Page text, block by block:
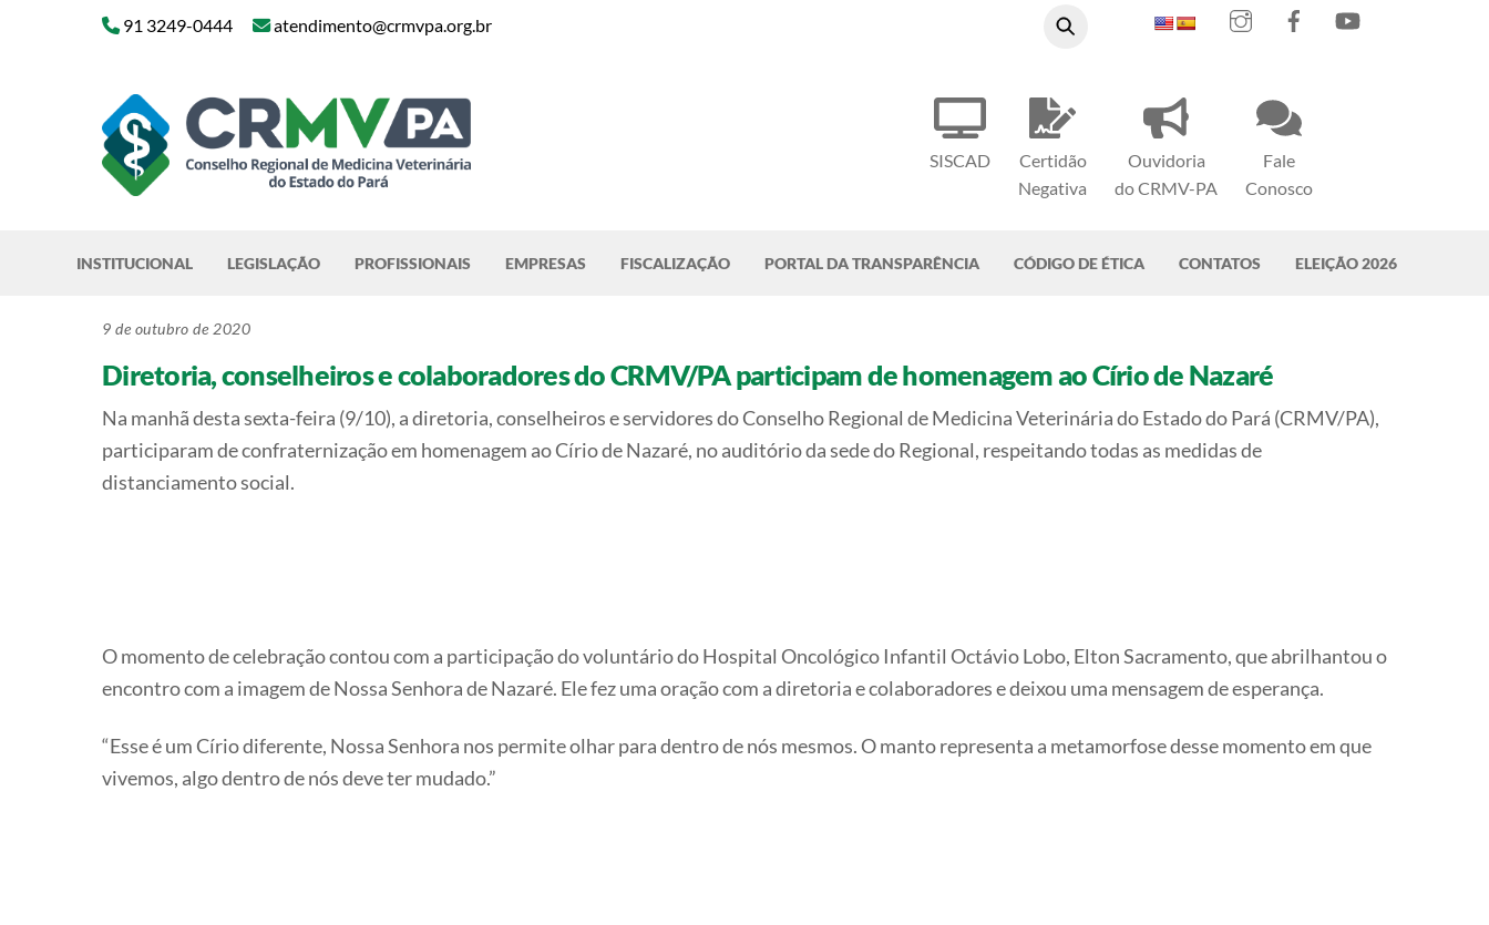
SISCAD
Certidão
Negativa
Ouvidoria
do CRMV-PA
Fale
Conosco
91 3249-0444 atendimento@crmvpa.org.br
InstagramFacebook
INSTITUCIONAL LEGISLAÇÃO PROFISSIONAIS EMPRESAS FISCALIZAÇÃO PORTAL DA TRANSPARÊNCIA CÓDIGO DE ÉTICA CONTATOS ELEIÇÃO 2026
9 de outubro de 2020
Diretoria, conselheiros e colaboradores do CRMV/PA participam de homenagem ao Círio de Nazaré
Na manhã desta sexta-feira (9/10), a diretoria, conselheiros e servidores do Conselho Regional de Medicina Veterinária do Estado do Pará (CRMV/PA),
participaram de confraternização em homenagem ao Círio de Nazaré, no auditório da sede do Regional, respeitando todas as medidas de
distanciamento social.
O momento de celebração contou com a participação do voluntário do Hospital Oncológico Infantil Octávio Lobo, Elton Sacramento, que abrilhantou o
encontro com a imagem de Nossa Senhora de Nazaré. Ele fez uma oração com a diretoria e colaboradores e deixou uma mensagem de esperança.
“Esse é um Círio diferente, Nossa Senhora nos permite olhar para dentro de nós mesmos. O manto representa a metamorfose desse momento em que
vivemos, algo dentro de nós deve ter mudado.”